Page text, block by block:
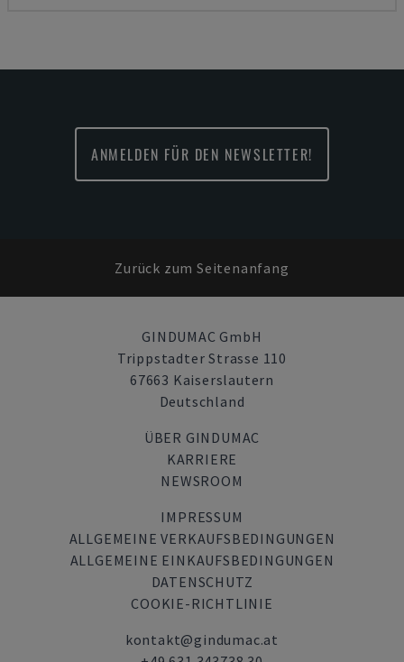
ANMELDEN FÜR DEN NEWSLETTER!
Zurück zum Seitenanfang
GINDUMAC GmbH
Trippstadter Strasse 110
67663 Kaiserslautern
Deutschland
ÜBER GINDUMAC
KARRIERE
NEWSROOM
IMPRESSUM
ALLGEMEINE VERKAUFSBEDINGUNGEN
ALLGEMEINE EINKAUFSBEDINGUNGEN
DATENSCHUTZ
COOKIE-RICHTLINIE
kontakt@gindumac.at